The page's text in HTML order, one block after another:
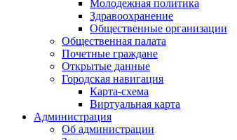
Молодежная политика
Здравоохранение
Общественные организации
Общественная палата
Почетные граждане
Открытые данные
Городская навигация
Карта-схема
Виртуальная карта
Администрация
Об администрации